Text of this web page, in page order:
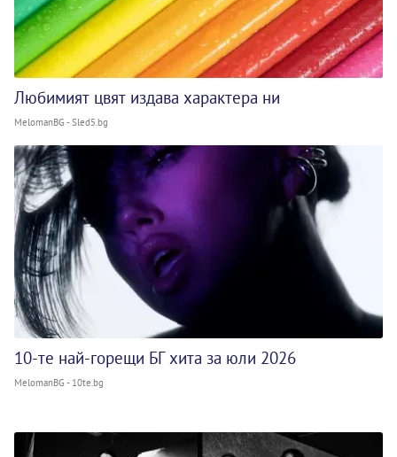
Любимият цвят издава характера ни
MelomanBG - Sled5.bg
10-те най-горещи БГ хита за юли 2026
MelomanBG - 10te.bg